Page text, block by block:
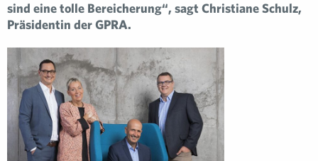
sind eine tolle Bereicherung“, sagt Christiane Schulz,
Präsidentin der GPRA.